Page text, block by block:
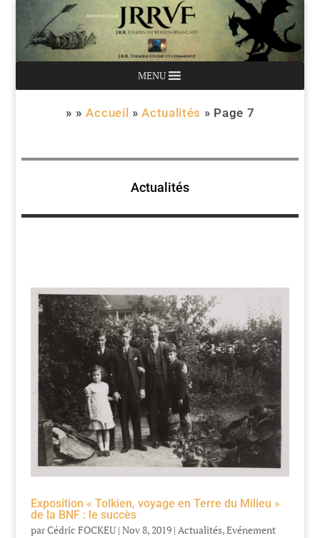
MENU
» » Accueil »Actualités » Page 7
Actualités
Exposition « Tolkien, voyage en Terre du Milieu »
de la BNF : le succès
parCédric FOCKEU| Nov 8, 2019| Actualités,Evénement